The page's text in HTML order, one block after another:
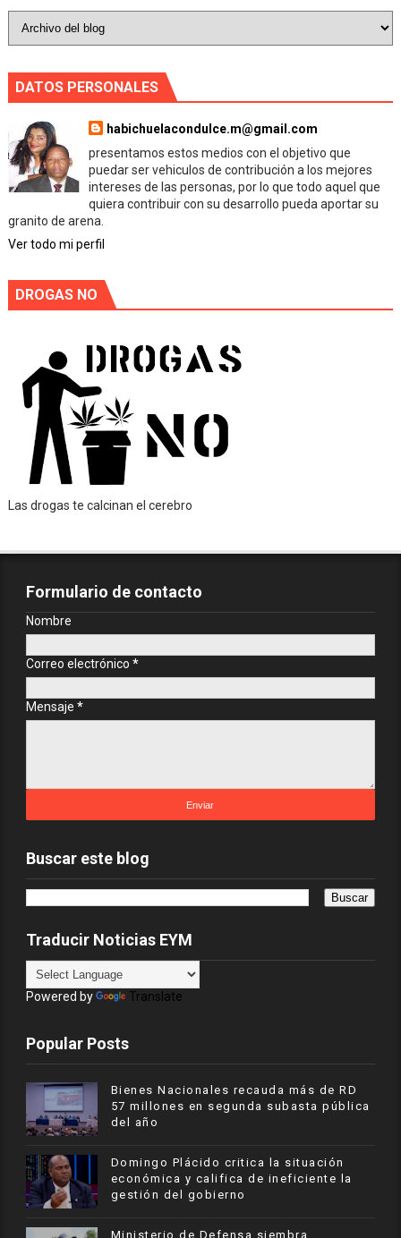
DATOS PERSONALES
habichuelacondulce.m@gmail.com
presentamos estos medios con el objetivo que
puedar ser vehiculos de contribución a los mejores
intereses de las personas, por lo que todo aquel que
quiera contribuir con su desarrollo pueda aportar su
granito de arena.
Ver todo mi perfil
DROGAS NO
Las drogas te calcinan el cerebro
Formulario de contacto
Nombre
Correo electrónico *
Mensaje *
Buscar este blog
Traducir Noticias EYM
Powered by Translate
Popular Posts
Bienes Nacionales recauda más de RD
57 millones en segunda subasta pública
del año
​Domingo Plácido critica la situación
económica y califica de ineficiente la
gestión del gobierno
Ministerio de Defensa siembra